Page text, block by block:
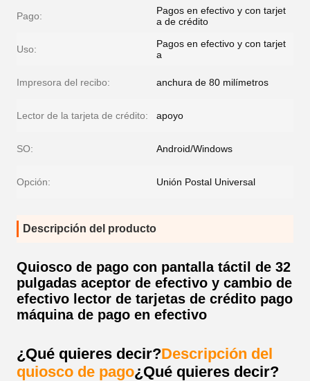
Pago:
Pagos en efectivo y con tarjet
a de crédito
Uso:
Pagos en efectivo y con tarjet
a
Impresora del recibo: anchura de 80 milímetros
Lector de la tarjeta de crédito: apoyo
SO: Android/Windows
Opción: Unión Postal Universal
Descripción del producto
Quiosco de pago con pantalla táctil de 32
pulgadas aceptor de efectivo y cambio de
efectivo lector de tarjetas de crédito pago
máquina de pago en efectivo
¿Qué quieres decir?Descripción del
quiosco de pago¿Qué quieres decir?